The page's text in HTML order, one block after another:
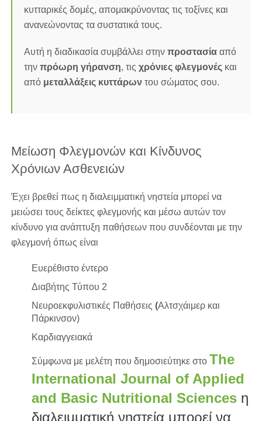
κυτταρικές δομές, απομακρύνοντας τις τοξίνες και
ανανεώνοντας τα συστατικά τους.
Αυτή η διαδικασία συμβάλλει στην προστασία από
την πρόωρη γήρανση, τις χρόνιες φλεγμονέςκαι
από μεταλλάξεις κυττάρωντου σώματος σου.
Μείωση Φλεγμονών και Κίνδυνος
Χρόνιων Ασθενειών
Έχει βρεθεί πως η διαλειμματική νηστεία μπορεί να
μειώσει τους δείκτες φλεγμονής και μέσω αυτών τον
κίνδυνο για ανάπτυξη παθήσεων που συνδέονται με την
φλεγμονή όπως είναι
Ευερέθιστο έντερο
Διαβήτης Τύπου 2
Νευροεκφυλιστικές Παθήσεις (Αλτσχάιμερ και
Πάρκινσον)
Καρδιαγγειακά
Σύμφωνα με μελέτη που δημοσιεύτηκε στο The
International Journal of Applied
and Basic Nutritional Sciences η
διαλειμματική νηστεία μπορεί να